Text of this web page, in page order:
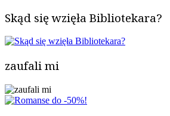
Skąd się wzięła Bibliotekara?
zaufali mi